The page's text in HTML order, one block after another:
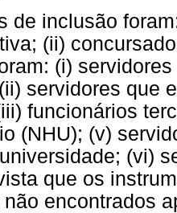
de inclusão
(ii)
(i)
servidores que
funcionários
(NHU); (v)
(vi)
que os
encontrados